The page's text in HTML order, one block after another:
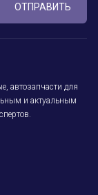
ОТПРАВИТЬ
автозапчасти для
и актуальным